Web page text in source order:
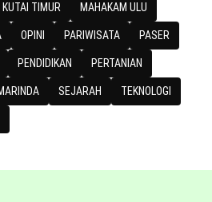
KUTAI TIMUR MAHAKAM ULU
OPINI PARIWISATA PASER
PENDIDIKAN PERTANIAN
SEJARAH TEKNOLOGI